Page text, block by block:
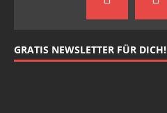
GRATIS NEWSLETTER FÜR DICH!